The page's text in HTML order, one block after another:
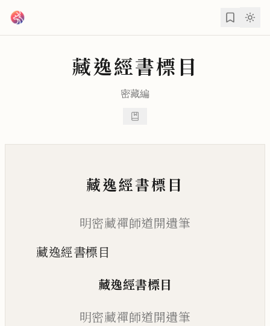
藏逸經書標目
密藏編
藏逸經書標目
明密藏禪師道開遺筆
藏逸經書標目
藏逸經書標目
明密藏禪師道開遺筆